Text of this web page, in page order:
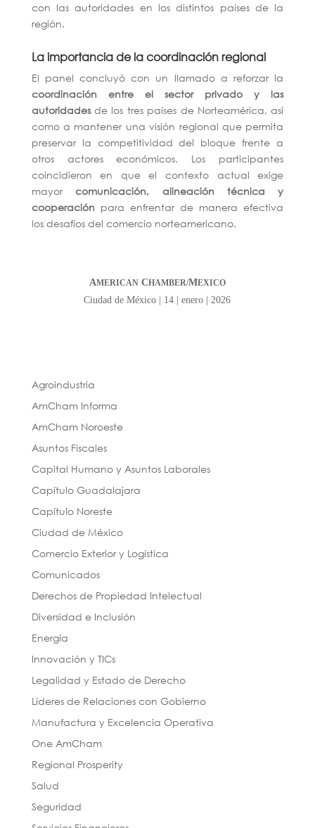
con las autoridades en los distintos países de la
región.
La importancia de la coordinación regional
El panel concluyó con un llamado a reforzar la
coordinación entre el sector privado y las
autoridadesde los tres países de Norteamérica, así
como a mantener una visión regional que permita
preservar la competitividad del bloque frente a
otros actores económicos. Los participantes
coincidieron en que el contexto actual exige
mayorcomunicación, alineación técnica y
cooperación para enfrentar de manera efectiva
los desafíos del comercio norteamericano.
AMERICANCHAMBER/MEXICO
Ciudad de México | 14 | enero | 2026
Agroindustria
AmCham Informa
AmCham Noroeste
Asuntos Fiscales
Capital Humano y Asuntos Laborales
Capítulo Guadalajara
Capítulo Noreste
Ciudad de México
Comercio Exterior y Logística
Comunicados
Derechos de Propiedad Intelectual
Diversidad e Inclusión
Energía
Innovación y TICs
Legalidad y Estado de Derecho
Líderes de Relaciones con Gobierno
Manufactura y Excelencia Operativa
One AmCham
Regional Prosperity
Salud
Seguridad